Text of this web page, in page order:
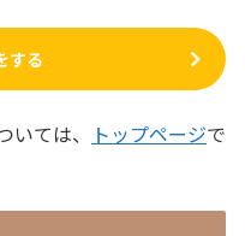
する
ては、 トップページで